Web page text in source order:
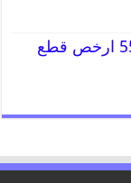
قطع غيار دودج 55818355 ارخص قطع